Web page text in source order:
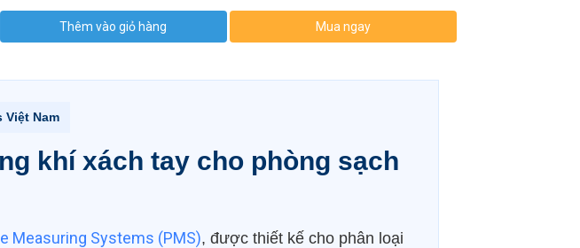
Thêm vào giỏ hàng Mua ngay
Việt Nam
khí xách tay cho phòng sạch
Measuring Systems (PMS), được thiết kế cho phân loại